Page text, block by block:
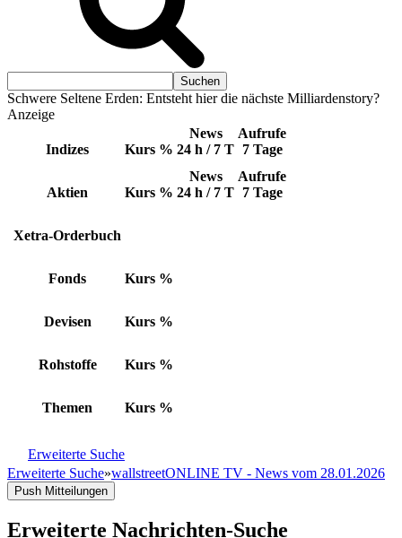
Schwere Seltene Erden: Entsteht hier die nächste Milliardenstory?
Anzeige
Indizes Kurs %
News
24 h / 7 T
Aufrufe
7 Tage
Aktien Kurs %
News
24 h / 7 T
Aufrufe
7 Tage
Xetra-Orderbuch
Fonds Kurs %
Devisen Kurs %
Rohstoffe Kurs %
Themen Kurs %
Erweiterte Suche
Erweiterte Suche»wallstreetONLINE TV - News vom 28.01.2026
Push Mitteilungen
Erweiterte Nachrichten-Suche